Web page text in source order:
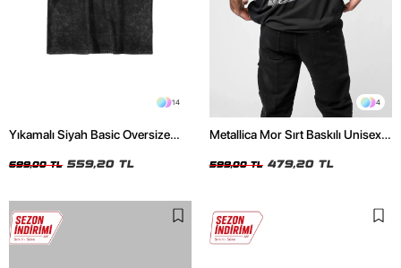
14
Yıkamalı Siyah Basic Oversize
699,00 TL 559,20 TL
4
Metallica Mor Sırt Baskılı Unisex
599,00 TL 479,20 TL